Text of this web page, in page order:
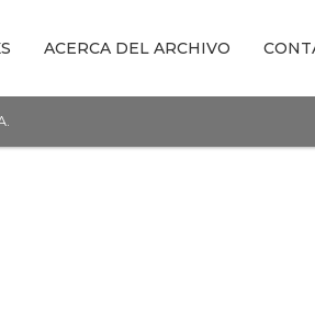
ACERCA DEL ARCHIVO